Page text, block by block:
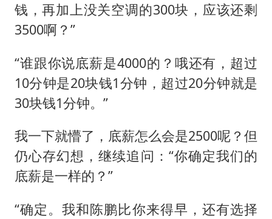
钱，再加上没关空调的300块，应该还剩
3500啊？”
“谁跟你说底薪是4000的？哦还有，超过
10分钟是20块钱1分钟，超过20分钟就是
30块钱1分钟。”
我一下就懵了，底薪怎么会是2500呢？但
仍心存幻想，继续追问：“你确定我们的
底薪是一样的？”
“确定。我和陈鹏比你来得早，还有选择